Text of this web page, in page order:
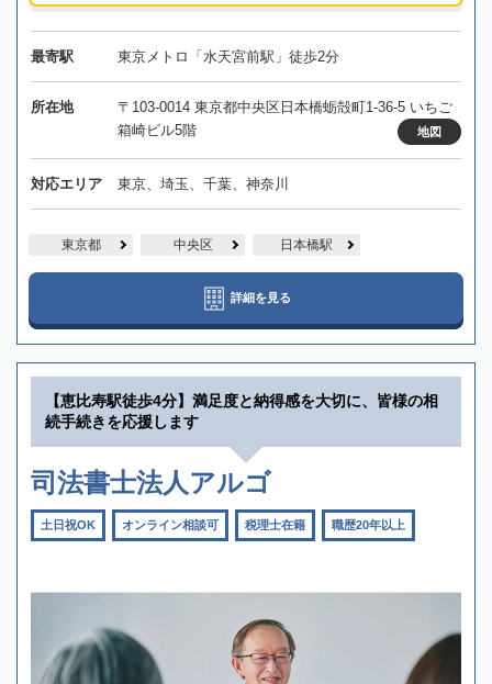
最寄駅 東京メトロ「水天宮前駅」徒歩2分
所在地
〒103-0014 東京都中央区日本橋蛎殻町1-36-5 いちご
箱崎ビル5階
地図
対応エリア 東京、埼玉、千葉、神奈川
東京都 中央区 日本橋駅
詳細を見る
【恵比寿駅徒歩4分】満足度と納得感を大切に、皆様の相
続手続きを応援します
司法書士法人アルゴ
土日祝OK オンライン相談可 税理士在籍 職歴20年以上